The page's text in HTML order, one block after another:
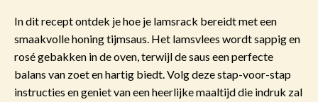
In dit recept ontdek je hoe je lamsrack bereidt met een
smaakvolle honing tijmsaus. Het lamsvlees wordt sappig en
rosé gebakken in de oven, terwijl de saus een perfecte
balans van zoet en hartig biedt. Volg deze stap-voor-stap
instructies en geniet van een heerlijke maaltijd die indruk zal